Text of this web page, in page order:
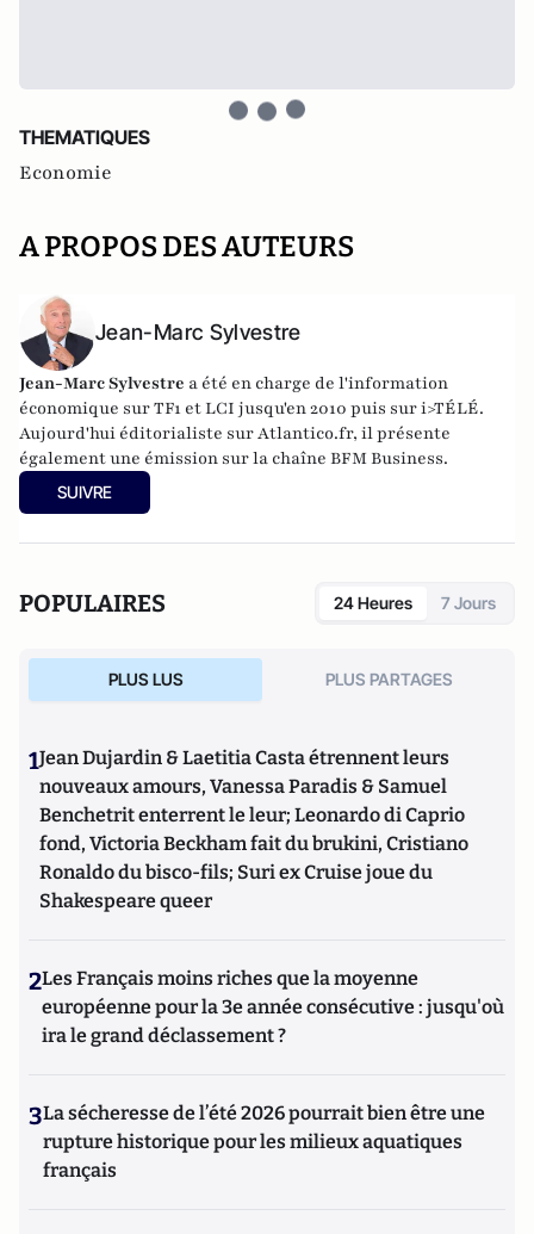
THEMATIQUES
Economie
A PROPOS DES AUTEURS
Jean-Marc Sylvestre
Jean-Marc Sylvestre a été en charge de l'information
économique sur TF1 et LCI jusqu'en 2010 puis sur i>TÉLÉ.
Aujourd'hui éditorialiste sur Atlantico.fr, il présente
également une émission sur la chaîne BFM Business.
SUIVRE
POPULAIRES 24 Heures 7 Jours
PLUS LUS PLUS PARTAGES
1Jean Dujardin & Laetitia Casta étrennent leurs
nouveaux amours, Vanessa Paradis & Samuel
Benchetrit enterrent le leur; Leonardo di Caprio
fond, Victoria Beckham fait du brukini, Cristiano
Ronaldo du bisco-fils; Suri ex Cruise joue du
Shakespeare queer
2Les Français moins riches que la moyenne
européenne pour la 3e année consécutive : jusqu'où
ira le grand déclassement ?
3La sécheresse de l’été 2026 pourrait bien être une
rupture historique pour les milieux aquatiques
français